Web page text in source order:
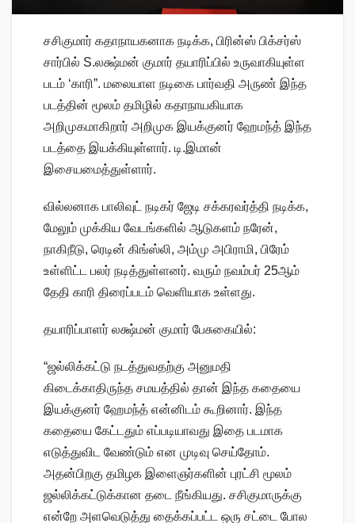
சசிகுமார் கதாநாயகனாக நடிக்க, பிரின்ஸ் பிக்சர்ஸ்
சார்பில் S.லக்ஷ்மன் குமார் தயாரிப்பில் உருவாகியுள்ள
படம் ‘காரி”. மலையாள நடிகை பார்வதி அருண் இந்த
படத்தின் மூலம் தமிழில் கதாநாயகியாக
அறிமுகமாகிறார் அறிமுக இயக்குனர் ஹேமந்த் இந்த
படத்தை இயக்கியுள்ளார். டி.இமான்
இசையமைத்துள்ளார்.
வில்லனாக பாலிவுட் நடிகர் ஜேடி சக்கரவர்த்தி நடிக்க,
மேலும் முக்கிய வேடங்களில் ஆடுகளம் நரேன்,
நாகிநீடு, ரெடின் கிங்ஸ்லி, அம்மு அபிராமி, பிரேம்
உள்ளிட்ட பலர் நடித்துள்ளனர். வரும் நவம்பர் 25ஆம்
தேதி காரி திரைப்படம் வெளியாக உள்ளது.
தயாரிப்பாளர் லக்ஷ்மன் குமார் பேசுகையில்:
“ஜல்லிக்கட்டு நடத்துவதற்கு அனுமதி
கிடைக்காதிருந்த சமயத்தில் தான் இந்த கதையை
இயக்குனர் ஹேமந்த் என்னிடம் கூறினார். இந்த
கதையை கேட்டதும் எப்படியாவது இதை படமாக
எடுத்துவிட வேண்டும் என முடிவு செய்தோம்.
அதன்பிறகு தமிழக இளைஞர்களின் புரட்சி மூலம்
ஜல்லிக்கட்டுக்கான தடை நீங்கியது. சசிகுமாருக்கு
என்றே அளவெடுத்து தைக்கப்பட்ட ஒரு சட்டை போல